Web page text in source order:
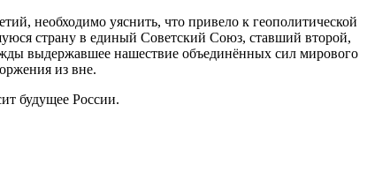
необходимо уяснить, что привело к геополитической
страну в единый Советский Союз, ставший второй,
выдержавшее нашествие объединённых сил мирового
из вне.
будущее России.